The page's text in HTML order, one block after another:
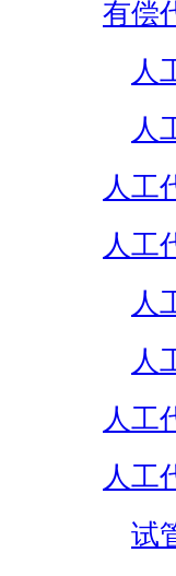
有偿
人
人
人工
人工
人
人
人工
人工
试